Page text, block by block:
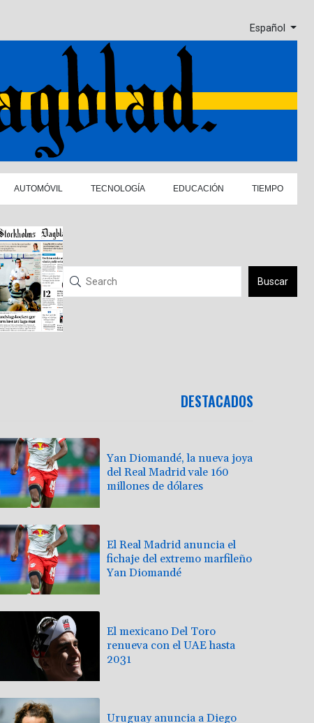
Español
AUTOMÓVIL TECNOLOGÍA EDUCACIÓN TIEMPO
Buscar
DESTACADOS
Yan Diomandé, la nueva joya
del Real Madrid vale 160
millones de dólares
El Real Madrid anuncia el
fichaje del extremo marfileño
Yan Diomandé
El mexicano Del Toro
renueva con el UAE hasta
2031
Uruguay anuncia a Diego